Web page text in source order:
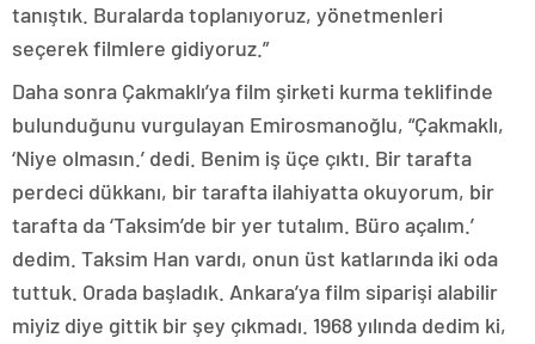
tanıştık. Buralarda toplanıyoruz, yönetmenleri
seçerek filmlere gidiyoruz.”
Daha sonra Çakmaklı’ya film şirketi kurma teklifinde
bulunduğunu vurgulayan Emirosmanoğlu, “Çakmaklı,
‘Niye olmasın.’ dedi. Benim iş üçe çıktı. Bir tarafta
perdeci dükkanı, bir tarafta ilahiyatta okuyorum, bir
tarafta da ‘Taksim’de bir yer tutalım. Büro açalım.’
dedim. Taksim Han vardı, onun üst katlarında iki oda
tuttuk. Orada başladık. Ankara’ya film siparişi alabilir
miyiz diye gittik bir şey çıkmadı. 1968 yılında dedim ki,